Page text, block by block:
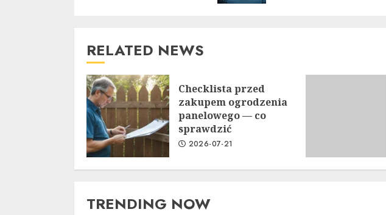
RELATED NEWS
Checklista przed
zakupem ogrodzenia
panelowego — co
sprawdzić
2026-07-21
TRENDING NOW